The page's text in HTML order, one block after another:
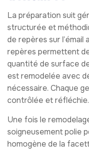
La préparation suit
structurée et
de repères sur l’émail
repères permettent
quantité de surface
est remodelée avec
nécessaire. Chaque
contrôlée et réfléchie.
Une fois le
soigneusement polie
homogène de la